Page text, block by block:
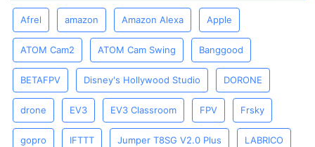
Afrel amazon Amazon Alexa Apple
ATOM Cam2 ATOM Cam Swing Banggood
BETAFPV Disney's Hollywood Studio DORONE
drone EV3 EV3 Classroom FPV Frsky
gopro IFTTT Jumper T8SG V2.0 Plus LABRICO